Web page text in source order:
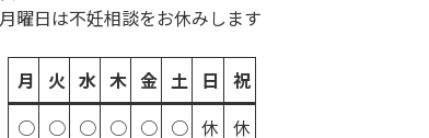
月曜日は不妊相談をお休みします
月 火 水 木 金 土 日 祝
○ ○ ○ ○ ○ ○ 休 休